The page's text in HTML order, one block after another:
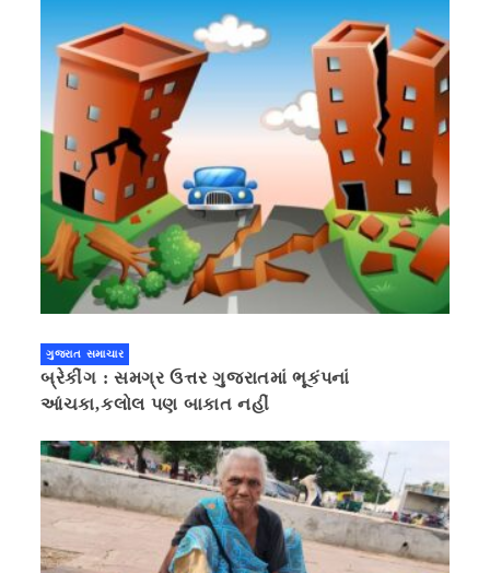
ગુજરાત સમાચાર
બ્રેકીંગ : સમગ્ર ઉત્તર ગુજરાતમાં ભૂકંપનાં
આંચકા,કલોલ પણ બાકાત નહીં